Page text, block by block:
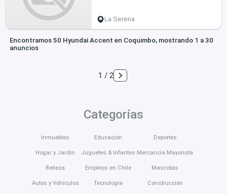
La Serena
Encontramos 50 Hyundai Accent en Coquimbo, mostrando 1 a 30
anuncios
1 / 2
Categorías
Inmuebles
Hogar y Jardín
Belleza
Autos y Vehículos
Educación
Juguetes & Infantes
Empleos en Chile
Tecnología
Deportes
Mercancía Mayorista
Mascotas
Construcción